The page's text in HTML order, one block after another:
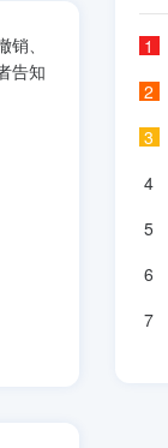
、
告知